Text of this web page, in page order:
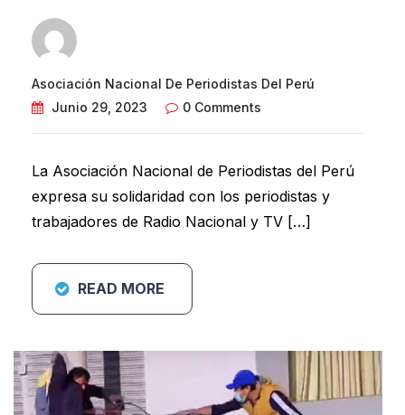
Asociación Nacional De Periodistas Del Perú
Junio 29, 2023
0 Comments
La Asociación Nacional de Periodistas del Perú
expresa su solidaridad con los periodistas y
trabajadores de Radio Nacional y TV […]
READ MORE